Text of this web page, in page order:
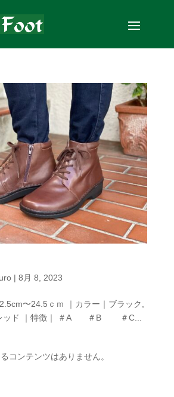
| 8月 8, 2023
〜24.5ｃｍ ｜カラー｜ブラック,
レッド ｜特徴｜ ＃A ＃B ＃C...
コンテンツはありません。